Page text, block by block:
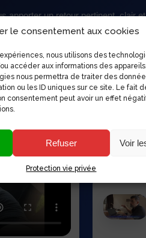
le consentement aux cookies
nous utilisons des
accéder aux informations des
nous permettra de traiter des
ou les ID uniques sur ce site. Le fait
consentement peut avoir un effet
Refuser Voir
Protection vie privée
apporter un retour pertinent, clair
notre posture terrain
Pourquoi
Parce
savoir à
local et
mieux
vision du